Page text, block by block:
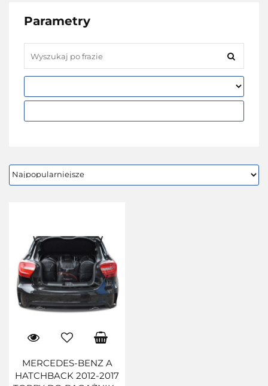
Parametry
MERCEDES-BENZ A
HATCHBACK 2012-2017